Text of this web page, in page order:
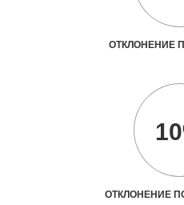
ОТКЛОНЕНИЕ
ОТКЛОНЕНИЕ